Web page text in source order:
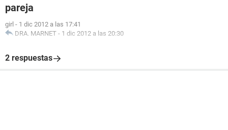
pareja
girl - 1 dic 2012 a las 17:41
DRA. MARNET - 1 dic 2012 a las 20:30
2 respuestas